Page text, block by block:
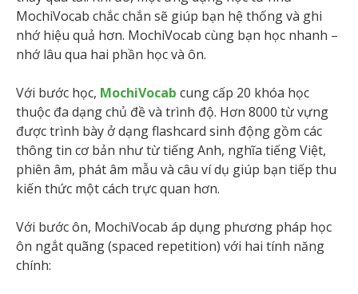
MochiVocab chắc chắn sẽ giúp bạn hệ thống và ghi
nhớ hiệu quả hơn. MochiVocab cùng bạn học nhanh –
nhớ lâu qua hai phần học và ôn.
Với bước học, MochiVocab cung cấp 20 khóa học
thuộc đa dạng chủ đề và trình độ. Hơn 8000 từ vựng
được trình bày ở dạng flashcard sinh động gồm các
thông tin cơ bản như từ tiếng Anh, nghĩa tiếng Việt,
phiên âm, phát âm mẫu và câu ví dụ giúp bạn tiếp thu
kiến thức một cách trực quan hơn.
Với bước ôn, MochiVocab áp dụng phương pháp học
ôn ngắt quãng (spaced repetition) với hai tính năng
chính: